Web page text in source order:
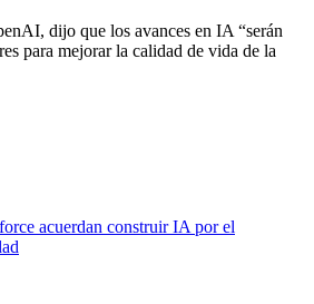
dijo que los avances en IA “serán
para mejorar la calidad de vida de la